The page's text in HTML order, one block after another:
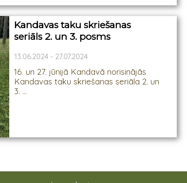
Kandavas taku skriešanas
seriāls 2. un 3. posms
13.06.2024 - 27.07.2024
16. un 27. jūnijā Kandavā norisinājās
Kandavas taku skriešanas seriāla 2. un
3. ...